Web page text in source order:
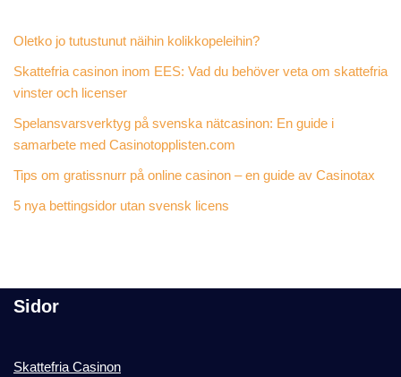
Oletko jo tutustunut näihin kolikkopeleihin?
Skattefria casinon inom EES: Vad du behöver veta om skattefria
vinster och licenser
Spelansvarsverktyg på svenska nätcasinon: En guide i
samarbete med Casinotopplisten.com
Tips om gratissnurr på online casinon – en guide av Casinotax
5 nya bettingsidor utan svensk licens
Sidor
Skattefria Casinon